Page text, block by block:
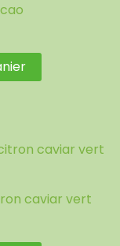
caviar vert